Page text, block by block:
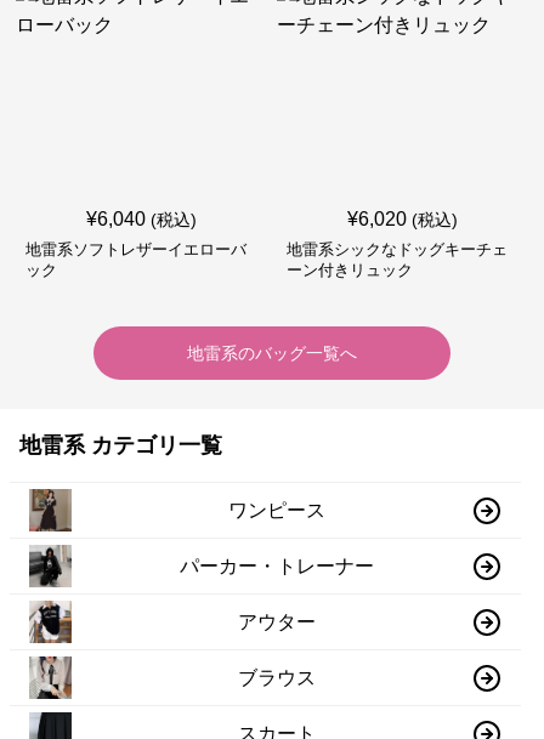
¥6,040 (税込)
地雷系ソフトレザーイエローバ
ック
¥6,020 (税込)
地雷系シックなドッグキーチェ
ーン付きリュック
地雷系のバッグ一覧へ
地雷系 カテゴリ一覧
ワンピース
パーカー・トレーナー
アウター
ブラウス
スカート